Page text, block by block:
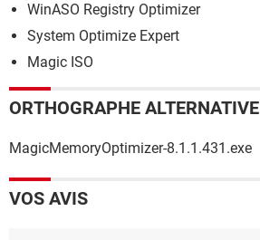
WinASO Registry Optimizer
System Optimize Expert
Magic ISO
ORTHOGRAPHE ALTERNATIVE
MagicMemoryOptimizer-8.1.1.431.exe
VOS AVIS